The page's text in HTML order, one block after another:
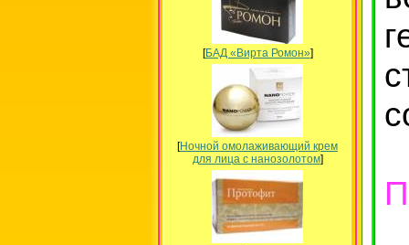
[БАД «Вирта Ромон»]
[Ночной омолаживающий крем
для лица с нанозолотом]